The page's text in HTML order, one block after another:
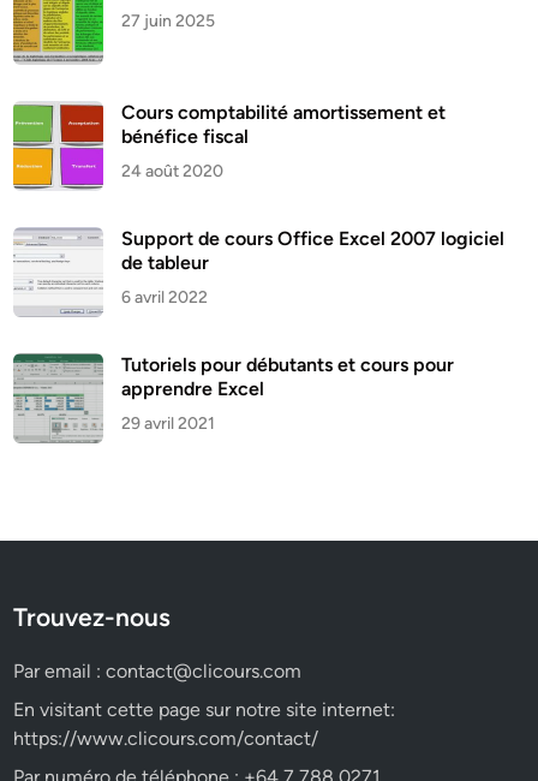
27 juin 2025
Cours comptabilité amortissement et
bénéfice fiscal
24 août 2020
Support de cours Office Excel 2007 logiciel
de tableur
6 avril 2022
Tutoriels pour débutants et cours pour
apprendre Excel
29 avril 2021
Trouvez-nous
Par email :contact@clicours.com
En visitant cette page sur notre site internet:
https://www.clicours.com/contact/
Par numéro de téléphone : +64 7 788 0271